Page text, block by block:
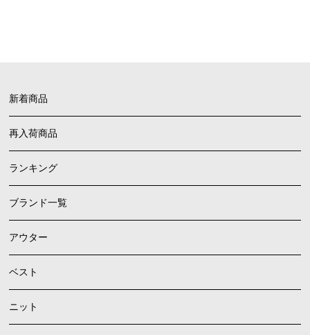
新着商品
再入荷商品
ランキング
ブランド一覧
アウター
ベスト
ニット